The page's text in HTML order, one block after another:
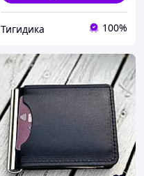
Тигидика 100%